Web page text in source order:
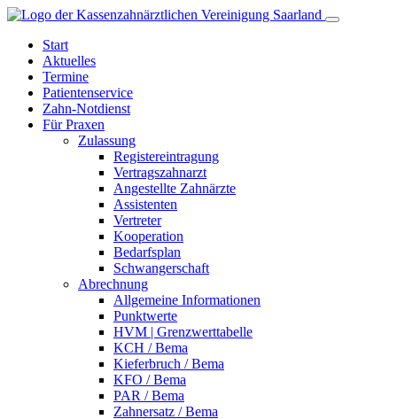
Start
Aktuelles
Termine
Patientenservice
Zahn-Notdienst
Für Praxen
Zulassung
Registereintragung
Vertragszahnarzt
Angestellte Zahnärzte
Assistenten
Vertreter
Kooperation
Bedarfsplan
Schwangerschaft
Abrechnung
Allgemeine Informationen
Punktwerte
HVM | Grenzwerttabelle
KCH / Bema
Kieferbruch / Bema
KFO / Bema
PAR / Bema
Zahnersatz / Bema